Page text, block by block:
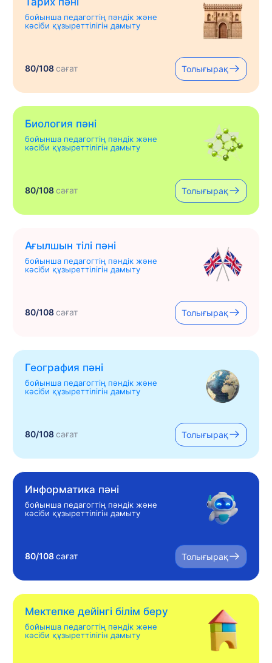
бойынша педагогтің пәндік және
кәсіби құзыреттілігін дамыту
80/108сағат Толығырақ
Биология пәні
бойынша педагогтің пәндік және
кәсіби құзыреттілігін дамыту
80/108сағат Толығырақ
Ағылшын тілі пәні
бойынша педагогтің пәндік және
кәсіби құзыреттілігін дамыту
80/108сағат Толығырақ
География пәні
бойынша педагогтің пәндік және
кәсіби құзыреттілігін дамыту
80/108сағат Толығырақ
Информатика пәні
бойынша педагогтің пәндік және
кәсіби құзыреттілігін дамыту
80/108сағат Толығырақ
Мектепке дейінгі білім беру
бойынша педагогтің пәндік және
кәсіби құзыреттілігін дамыту